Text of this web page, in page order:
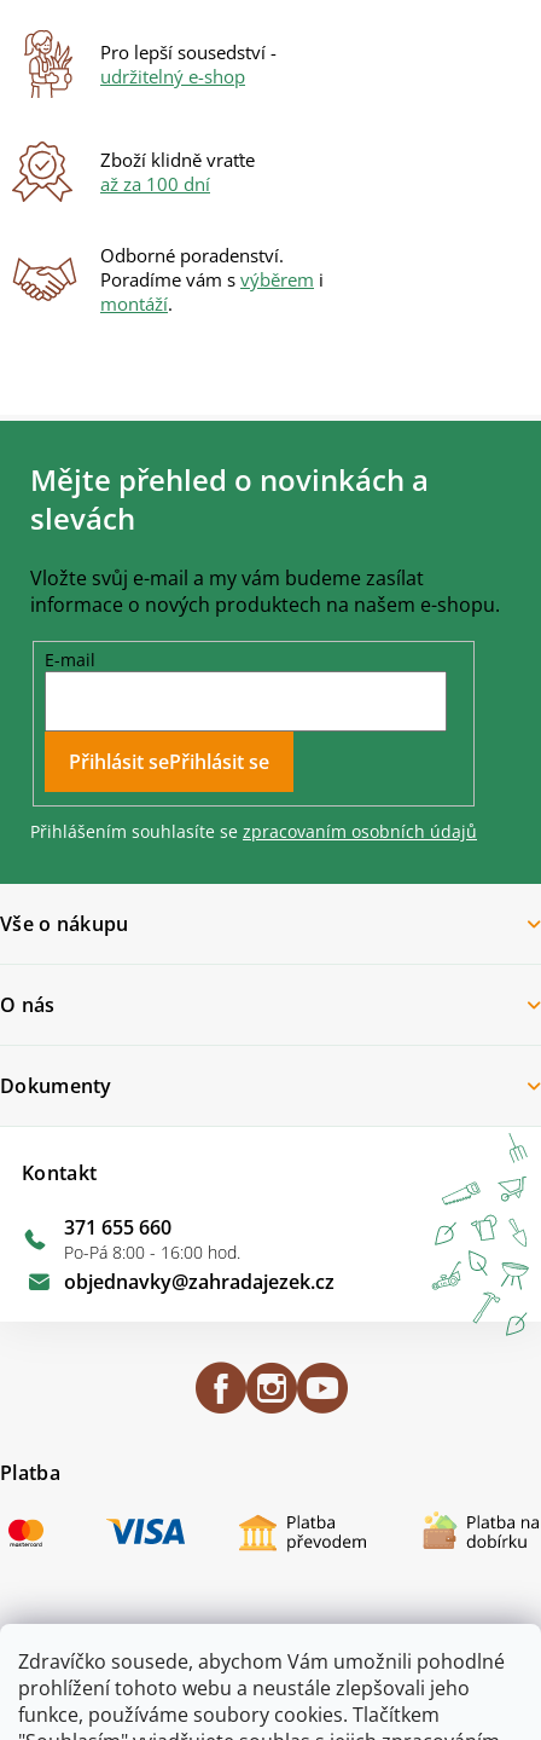
Zdravíčko sousede, abychom Vám umožnili pohodlné
prohlížení tohoto webu a neustále zlepšovali jeho
funkce, používáme soubory cookies. Tlačítkem
u
Pro lepší sousedství -
udržitelný e-shop
Zboží klidně vraťte
až za 100 dní
Odborné poradenství.
Poradíme vám s výběrem i
montáží.
Z
Mějte přehled o novinkách a
slevách
Vložte svůj e-mail a my vám budeme zasílat
informace o nových produktech na našem e-shopu.
E-mail
Přihlásit se
Přihlášením souhlasíte se zpracovaním osobních údajů
Vše o nákupu
O nás
Kontakt
objednavky@zahradajezek.cz
371 655 660
Po-Pá 8:00 - 16:00 hod.
Dokumenty
Platba
Certifikace